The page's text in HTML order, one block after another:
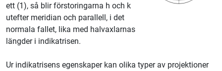
ett (1), så blir förstoringarna h och k
utefter meridian och parallell, i det
normala fallet, lika med halvaxlarnas
längder i indikatrisen.
Ur indikatrisens egenskaper kan olika typer av projektioner